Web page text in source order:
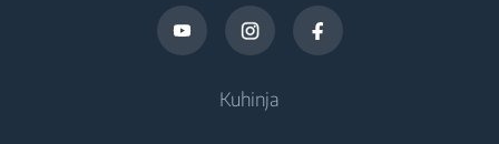
Kuhinja